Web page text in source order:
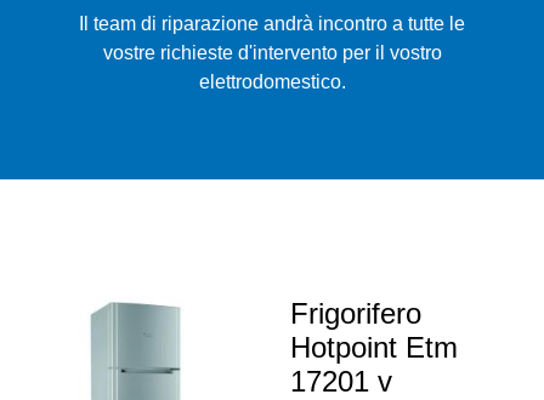
Il team di riparazione andrà incontro a tutte le
vostre richieste d'intervento per il vostro
elettrodomestico.
Frigorifero
Hotpoint Etm
17201 v